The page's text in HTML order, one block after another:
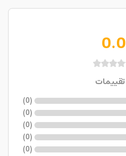
0.0
تقييمات
(
0
)
(
0
)
(
0
)
(
0
)
(
0
)